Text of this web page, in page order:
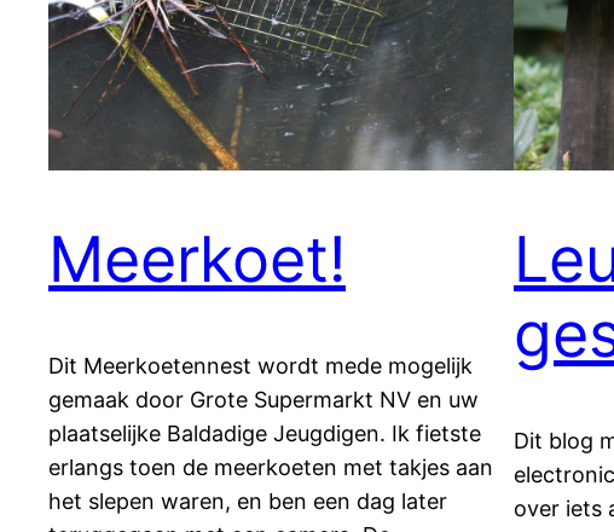
Meerkoet!
Dit Meerkoetennest wordt mede mogelijk
gemaak door Grote Supermarkt NV en uw
plaatselijke Baldadige Jeugdigen. Ik fietste
erlangs toen de meerkoeten met takjes aan
het slepen waren, en ben een dag later
Dit blog
over iets